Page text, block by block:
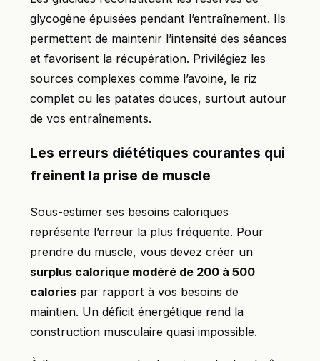
glycogène épuisées pendant l’entraînement. Ils
permettent de maintenir l’intensité des séances
et favorisent la récupération. Privilégiez les
sources complexes comme l’avoine, le riz
complet ou les patates douces, surtout autour
de vos entraînements.
Les erreurs diététiques courantes qui
freinent la prise de muscle
Sous-estimer ses besoins caloriques
représente l’erreur la plus fréquente. Pour
prendre du muscle, vous devez créer un
surplus calorique modéré de 200 à 500
calories par rapport à vos besoins de
maintien. Un déficit énergétique rend la
construction musculaire quasi impossible.